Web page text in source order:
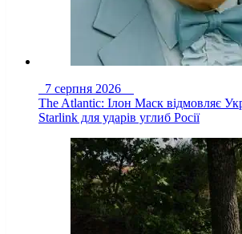
7 серпня 2026
The Atlantic: Ілон Маск відмовляє
Starlink для ударів углиб Росії